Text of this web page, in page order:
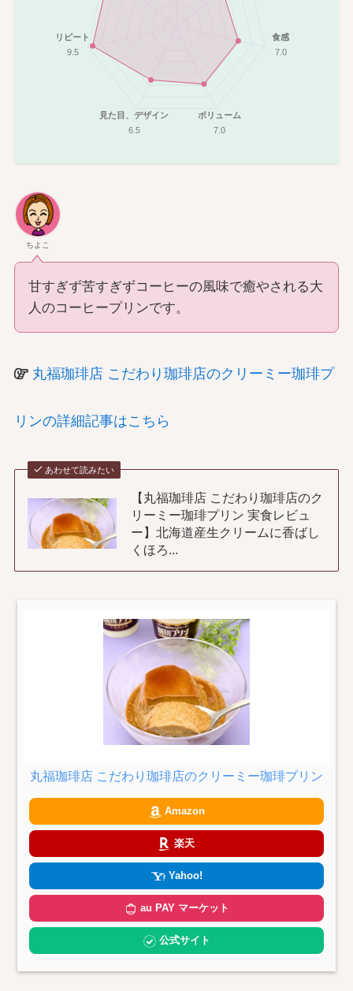
食感
7.0
ボリューム
7.0
見た目、デザイン
6.5
リピート
9.5
ちよこ
甘すぎず苦すぎずコーヒーの風味で癒やされる大
人のコーヒープリンです。
丸福珈琲店 こだわり珈琲店のクリーミー珈琲プ
リンの詳細記事はこちら
あわせて読みたい
【丸福珈琲店 こだわり珈琲店のク
リーミー珈琲プリン 実食レビュ
ー】北海道産生クリームに香ばし
くほろ...
丸福珈琲店 こだわり珈琲店のクリーミー珈琲プリン
Amazon
楽天
Yahoo!
au PAY マーケット
公式サイト